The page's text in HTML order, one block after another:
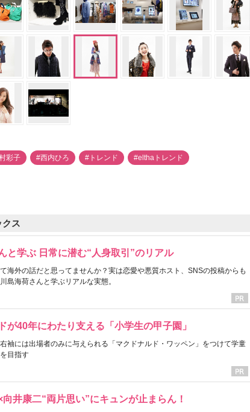
彩子 #西内ひろ #トレンド #elthaトレンド
ス
と学ぶ 日常に潜む“人身取引”のリアル
て海外の話だと思ってませんか？実は恋愛や悪質ホスト、SNSの投稿からも
島海荷さんと学ぶリアルな実態。
が40年にわたり支える「小学生の甲子園」
袖には出場者のみに与えられる「マクドナルド・ワッペン」をつけて学童
目指す
井康二“両片思い”にキュンが止まらん！